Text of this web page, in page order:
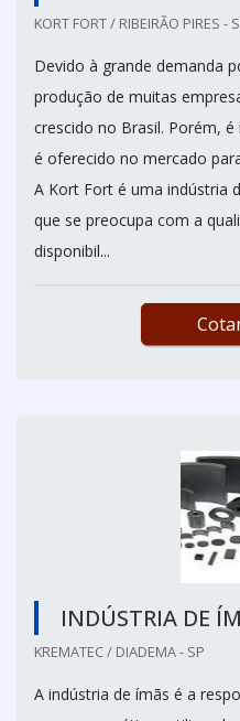
KORT FORT / RIBEIRÃO PIRES -
Devido à grande demanda
produção de muitas
crescido no Brasil. Porém,
é oferecido no mercado
A Kort Fort é uma indústria
que se preocupa com a
disponibil...
INDÚSTRIA DE
KREMATEC / DIADEMA - SP
A indústria de ímãs é a